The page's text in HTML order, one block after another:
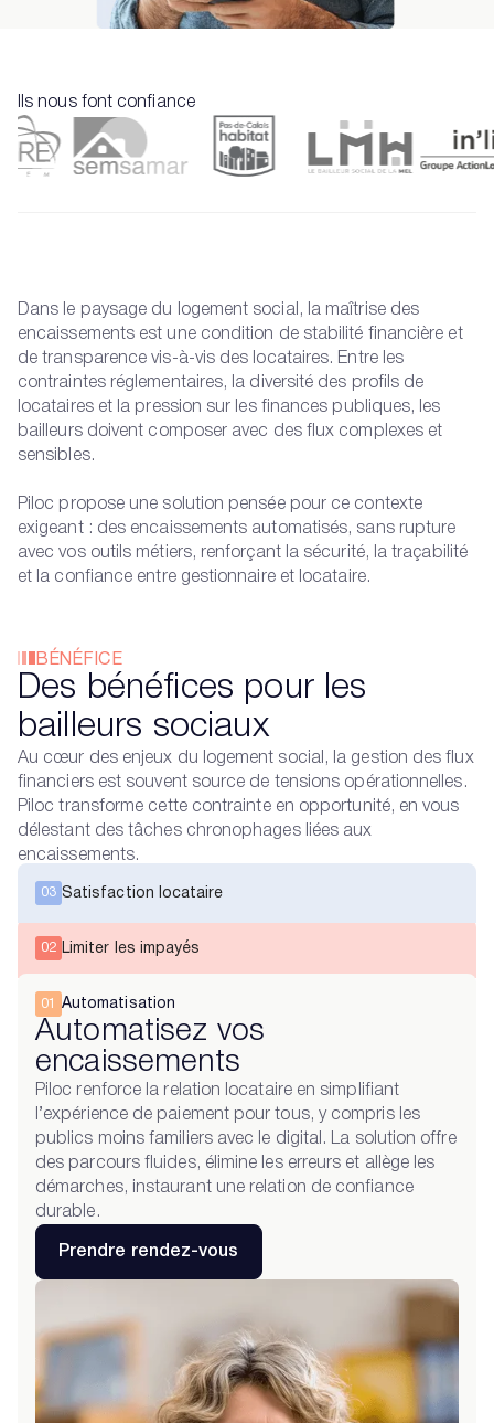
Ils nous font confiance
Dans le paysage du logement social, la maîtrise des
encaissements est une condition de stabilité financière et
de transparence vis-à-vis des locataires. Entre les
contraintes réglementaires, la diversité des profils de
locataires et la pression sur les finances publiques, les
bailleurs doivent composer avec des flux complexes et
sensibles.
Piloc propose une solution pensée pour ce contexte
exigeant : des encaissements automatisés, sans rupture
avec vos outils métiers, renforçant la sécurité, la traçabilité
et la confiance entre gestionnaire et locataire.
BÉNÉFICE
Des bénéfices pour les
bailleurs sociaux
Au cœur des enjeux du logement social, la gestion des flux
financiers est souvent source de tensions opérationnelles.
Piloc transforme cette contrainte en opportunité, en vous
délestant des tâches chronophages liées aux
encaissements.
02 Limiter les impayés
03 Satisfaction locataire
01 Automatisation
Automatisez vos
encaissements
Piloc renforce la relation locataire en simplifiant
l’expérience de paiement pour tous, y compris les
publics moins familiers avec le digital. La solution offre
des parcours fluides, élimine les erreurs et allège les
démarches, instaurant une relation de confiance
durable.
Prendre rendez-vous